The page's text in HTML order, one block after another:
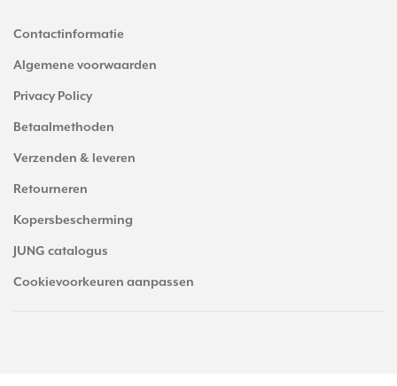
Contactinformatie
Algemene voorwaarden
Privacy Policy
Betaalmethoden
Verzenden & leveren
Retourneren
Kopersbescherming
JUNG catalogus
Cookievoorkeuren aanpassen